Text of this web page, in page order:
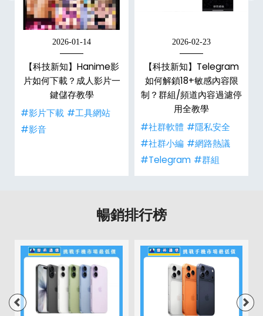
2026-01-14
【科技新知】Hanime影
片如何下載？成人影片一
鍵儲存教學
#影片下載 #工具網站
#影音
2026-02-23
【科技新知】Telegram
如何解鎖18+敏感內容限
制？群組/頻道內容過濾停
用全教學
#社群軟體 #隱私安全
#社群小編 #網路熱議
#Telegram #群組
暢銷排行榜